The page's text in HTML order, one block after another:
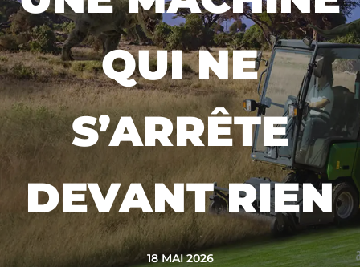
QUI NE
S’ARRÊTE
DEVANT RIEN
18 MAI 2026